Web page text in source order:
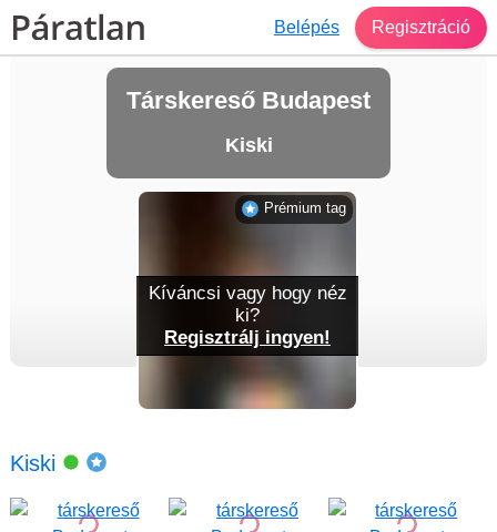
Belépés Regisztráció
Társkereső Budapest
Kiski
Kiski
Kíváncsi vagy hogy néz
ki?
Regisztrálj ingyen!
Prémium tag